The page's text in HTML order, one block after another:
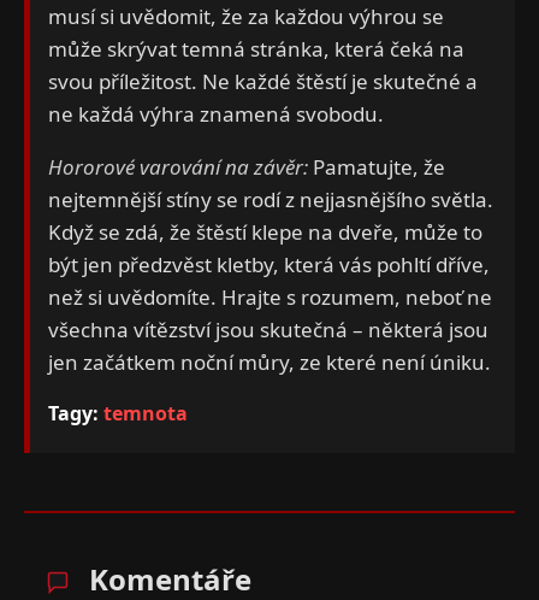
musí si uvědomit, že za každou výhrou se
může skrývat temná stránka, která čeká na
svou příležitost. Ne každé štěstí je skutečné a
ne každá výhra znamená svobodu.
Hororové varování na závěr: Pamatujte, že
nejtemnější stíny se rodí z nejjasnějšího světla.
Když se zdá, že štěstí klepe na dveře, může to
být jen předzvěst kletby, která vás pohltí dříve,
než si uvědomíte. Hrajte s rozumem, neboť ne
všechna vítězství jsou skutečná – některá jsou
jen začátkem noční můry, ze které není úniku.
Tagy: temnota
Komentáře